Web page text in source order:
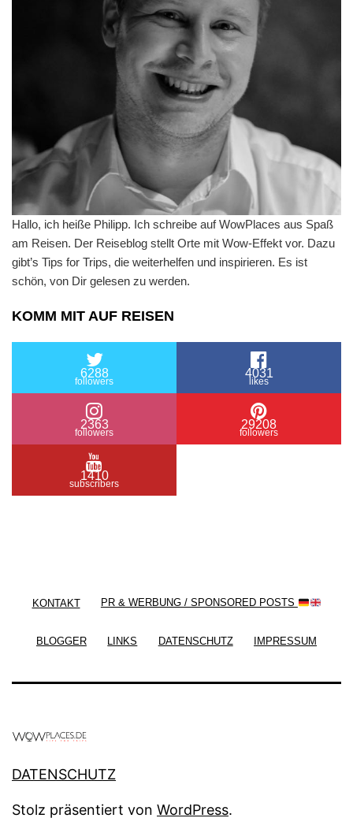
Hallo, ich heiße Philipp. Ich schreibe auf WowPlaces aus Spaß
am Reisen. Der Reiseblog stellt Orte mit Wow-Effekt vor. Dazu
gibt’s Tips for Trips, die weiterhelfen und inspirieren. Es ist
schön, von Dir gelesen zu werden.
KOMM MIT AUF REISEN
6288
followers
4031
likes
2363
followers
29208
followers
1410
subscribers
KONTAKT PR & WERBUNG / SPONSORED POSTS
BLOGGER LINKS DATENSCHUTZ IMPRESSUM
DATENSCHUTZ
Stolz präsentiert von WordPress.